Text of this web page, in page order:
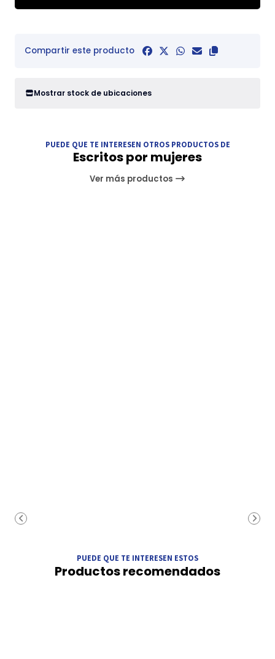
Compartir este producto
Mostrar stock de ubicaciones
PUEDE QUE TE INTERESEN OTROS PRODUCTOS DE
Escritos por mujeres
Ver más productos
PUEDE QUE TE INTERESEN ESTOS
Productos recomendados